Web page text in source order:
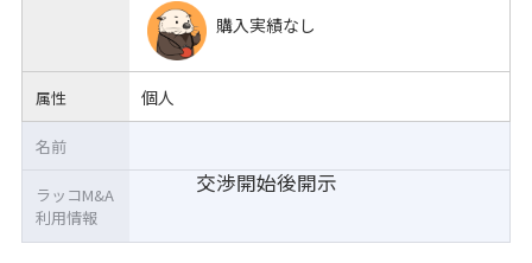
購入実績なし
属性 個人
交渉開始後開示
名前
ラッコM&A
利用情報